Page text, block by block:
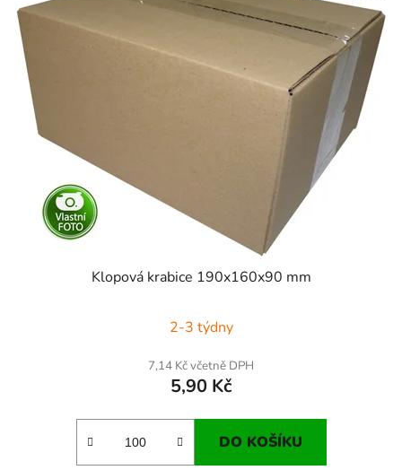
Klopová krabice 190x160x90 mm
2-3 týdny
7,14 Kč včetně DPH
5,90 Kč
DO KOŠÍKU